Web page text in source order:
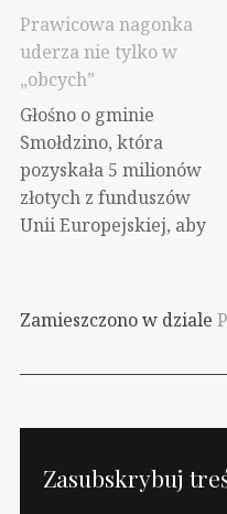
Wrocławskim. Z
kolegą z Akcji
Lokatorskiej
przedstawialiśmy
sytuację na rynku
mieszkaniowym i
naszą "walkę o
mieszkania".
Staraliśmy się, żeby to
rozmowa, więc sporo
tej grupie
pierwszorocznych
Przede…
Prawicowa nagonka
uderza nie tylko w
„obcych”
Głośno o gminie
Smołdzino, która
pozyskała 5 milionów
złotych z funduszów
Unii Europejskiej, aby
wspomagających dla
zamieszkać cztery
Zamieszczono w dziale
Zasubskrybuj